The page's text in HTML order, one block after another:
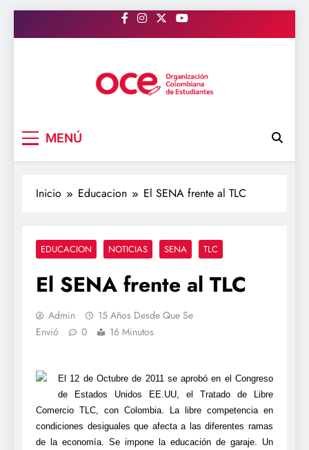
al
MENÚ
Inicio Educacion El SENA frente al TLC
EDUCACION NOTICIAS SENA TLC
El SENA frente al TLC
Admin
15 Años Desde Que Se
Envió
0 16 Minutos
El 12 de Octubre de 2011 se aprobó en el Congreso
de Estados Unidos EE.UU, el Tratado de Libre
Comercio TLC, con Colombia. La libre competencia en
condiciones desiguales que afecta a las diferentes ramas
de la economía. Se impone la educación de garaje. Un